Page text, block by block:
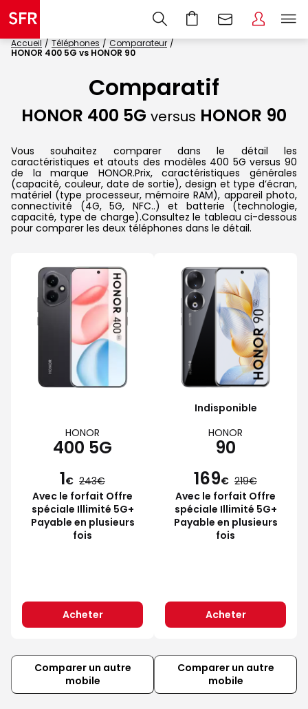
Accueil Téléphones
Comparateur
HONOR 400 5G vs HONOR 90
Comparatif
HONOR 400 5G versus HONOR 90
Vous souhaitez comparer dans le détail les
caractéristiques et atouts des modèles 400 5G versus 90
de la marque HONOR.Prix, caractéristiques générales
(capacité, couleur, date de sortie), design et type d’écran,
matériel (type processeur, mémoire RAM), appareil photo,
connectivité (4G, 5G, NFC..) et batterie (technologie,
capacité, type de charge).Consultez le tableau ci-dessous
pour comparer les deux téléphones dans le détail.
HONOR
400 5G
1€ 243
Avec le forfait Offre
spéciale Illimité 5G+
Payable en plusieurs
fois
Acheter
Indisponible
HONOR
90
169€ 219
Avec le forfait Offre
spéciale Illimité 5G+
Payable en plusieurs
fois
Acheter
Comparer un autre
mobile
Comparer un autre
mobile